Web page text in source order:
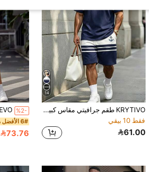
14
KRYTIVO طقم جرافيتي مقاس كبير للرجال، طبعة ملكية باللون الأسود والبرتقالي المتباين، قميص بأكمام قصيرة وشورت، طقم من قطعتين، قصة فضفاضة وتصميم نحيف، ملابس رياضية كاجوال بأسلوب الشارع الأمريكي
فقط 10 بيقي
61.00
%2-
6# الأفضل مبيعا
73.76